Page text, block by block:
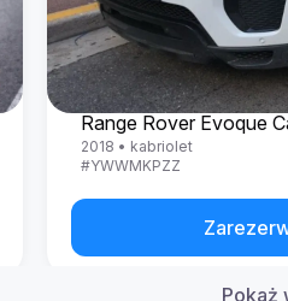
Land Rover
2018 • kabriolet
#YWWMKPZZ
Pokaż